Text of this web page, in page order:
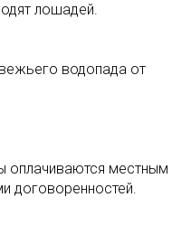
лошадей.
водопада от
оплачиваются местным
договоренностей.